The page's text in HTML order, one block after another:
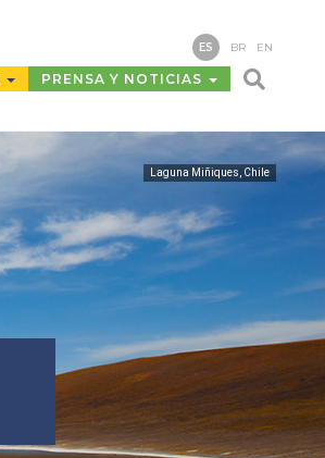
ES BR EN
PRENSA Y NOTICIAS
Laguna Miñiques, Chile